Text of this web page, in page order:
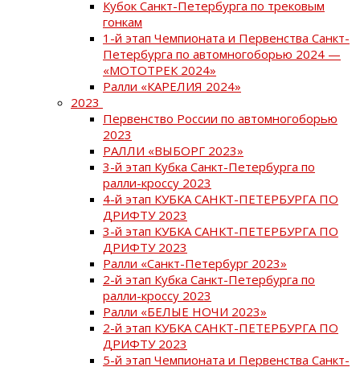
Кубок Санкт-Петербурга по трековым
гонкам
1-й этап Чемпионата и Первенства Санкт-
Петербурга по автомногоборью 2024 —
«МОТОТРЕК 2024»
Ралли «КАРЕЛИЯ 2024»
2023
Первенство России по автомногоборью
2023
РАЛЛИ «ВЫБОРГ 2023»
3-й этап Кубка Санкт-Петербурга по
ралли-кроссу 2023
4-й этап КУБКА САНКТ-ПЕТЕРБУРГА ПО
ДРИФТУ 2023
3-й этап КУБКА САНКТ-ПЕТЕРБУРГА ПО
ДРИФТУ 2023
Ралли «Санкт-Петербург 2023»
2-й этап Кубка Санкт-Петербурга по
ралли-кроссу 2023
Ралли «БЕЛЫЕ НОЧИ 2023»
2-й этап КУБКА САНКТ-ПЕТЕРБУРГА ПО
ДРИФТУ 2023
5-й этап Чемпионата и Первенства Санкт-